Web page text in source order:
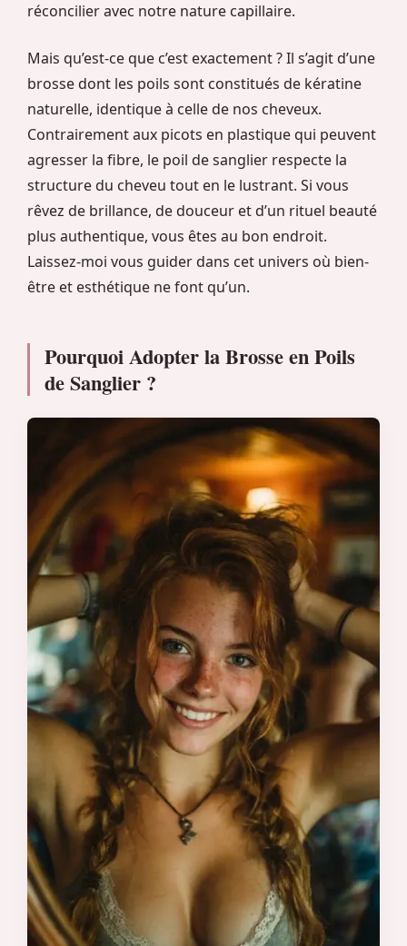
réconcilier avec notre nature capillaire.
Mais qu’est-ce que c’est exactement ? Il s’agit d’une
brosse dont les poils sont constitués de kératine
naturelle, identique à celle de nos cheveux.
Contrairement aux picots en plastique qui peuvent
agresser la fibre, le poil de sanglier respecte la
structure du cheveu tout en le lustrant. Si vous
rêvez de brillance, de douceur et d’un rituel beauté
plus authentique, vous êtes au bon endroit.
Laissez-moi vous guider dans cet univers où bien-
être et esthétique ne font qu’un.
Pourquoi Adopter la Brosse en Poils
de Sanglier ?